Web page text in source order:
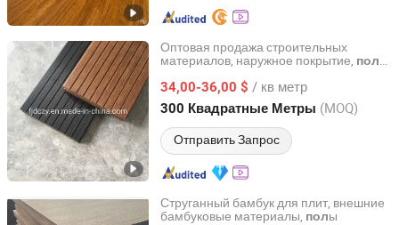
Оптовая продажа строительных
материалов, наружное покрытие, полы
34,00-36,00 $ / кв метр
300 Квадратные Метры (MOQ)
Отправить Запрос
Fujian Sanming DACHUAN Bamboo Industry Co., Ltd.
Fujian, China с 2020
Струганный бамбук для плит, внешние
бамбуковые материалы, полы